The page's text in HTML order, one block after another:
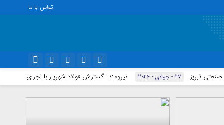
تماس با ما
اینستاگرام
تلگرام
نام کاربری یا نشانی ایمیل ویژه خبری 27 - جولای - 2026 نیرومند: گسترش فولاد شهریار با اجرای پروژه های